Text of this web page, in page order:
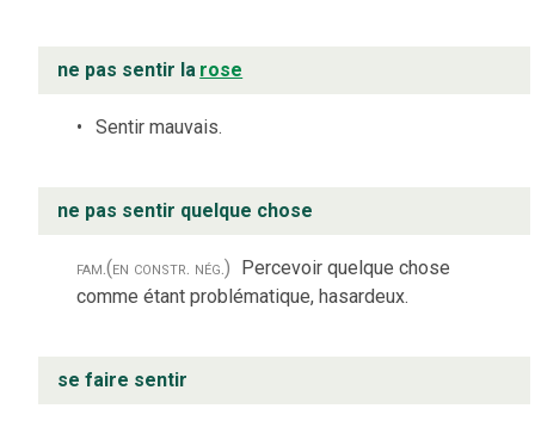
ne pas sentir la rose
Sentir mauvais.
ne pas sentir quelque chose
fam.(en constr. nég.)
Percevoir quelque chose
comme étant problématique, hasardeux.
se faire sentir